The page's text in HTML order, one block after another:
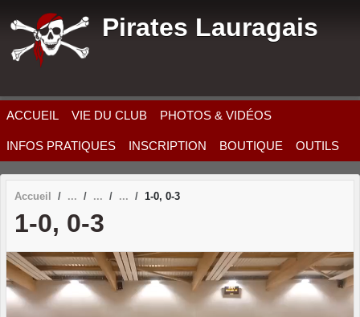
Pirates Lauragais
ACCUEIL VIE DU CLUB PHOTOS & VIDÉOS
INFOS PRATIQUES INSCRIPTION BOUTIQUE OUTILS
Accueil 1-0, 0-3
1-0, 0-3